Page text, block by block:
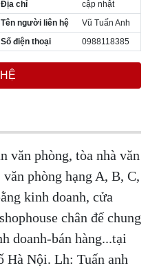
Công
Mai
Hưng
Nam
Hà
Liên
Mai
Địa chỉ
cập nhật
Tên người liên hệ
Vũ Tuấn Anh
Số điện thoại
0988118385
văn phòng, tòa nhà văn
phòng hạng A, B, C,
kinh doanh, cửa
chân đế chung
doanh-bán hàng...tại
Hà Nội. Lh: Tuấn anh